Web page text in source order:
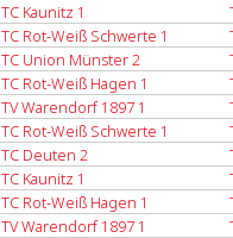
TC Kaunitz 1
TC Rot-Weiß Schwerte 1
TC Union Münster 2
TC Rot-Weiß Hagen 1
TV Warendorf 1897 1
TC Rot-Weiß Schwerte 1
TC Deuten 2
TC Kaunitz 1
TC Rot-Weiß Hagen 1
TV Warendorf 1897 1